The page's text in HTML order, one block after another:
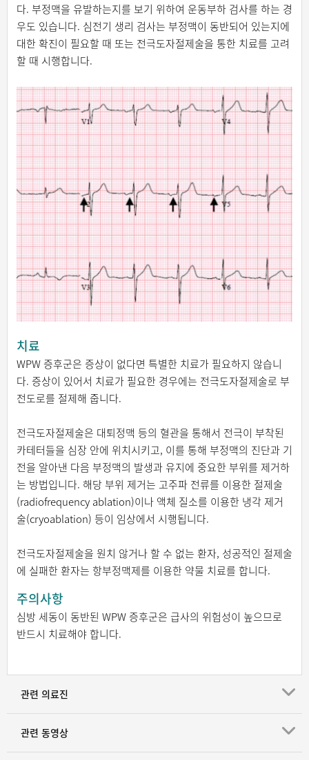
다. 부정맥을 유발하는지를 보기 위하여 운동부하 검사를 하는 경
우도 있습니다. 심전기 생리 검사는 부정맥이 동반되어 있는지에
대한 확진이 필요할 때 또는 전극도자절제술을 통한 치료를 고려
할 때 시행합니다.
치료
WPW 증후군은 증상이 없다면 특별한 치료가 필요하지 않습니
다. 증상이 있어서 치료가 필요한 경우에는 전극도자절제술로 부
전도로를 절제해 줍니다.
전극도자절제술은 대퇴정맥 등의 혈관을 통해서 전극이 부착된
카테터들을 심장 안에 위치시키고, 이를 통해 부정맥의 진단과 기
전을 알아낸 다음 부정맥의 발생과 유지에 중요한 부위를 제거하
는 방법입니다. 해당 부위 제거는 고주파 전류를 이용한 절제술
(radiofrequency ablation)이나 액체 질소를 이용한 냉각 제거
술(cryoablation) 등이 임상에서 시행됩니다.
전극도자절제술을 원치 않거나 할 수 없는 환자, 성공적인 절제술
에 실패한 환자는 항부정맥제를 이용한 약물 치료를 합니다.
주의사항
심방 세동이 동반된 WPW 증후군은 급사의 위험성이 높으므로
반드시 치료해야 합니다.
관련 의료진
관련 동영상